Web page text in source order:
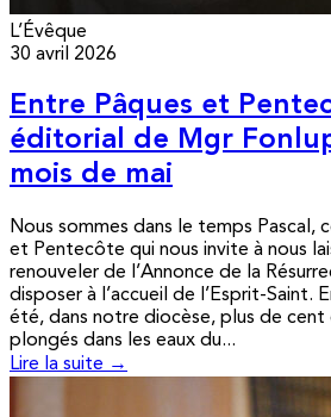
L’Évêque
30 avril 2026
Entre Pâques et
éditorial de Mgr
mois de mai
Nous sommes dans le temps Pascal,
et Pentecôte qui nous invite à nous
renouveler de l’Annonce de la
disposer à l’accueil de l’Esprit-Saint.
été, dans notre diocèse, plus de cent
plongés dans les eaux du...
Lire la suite →